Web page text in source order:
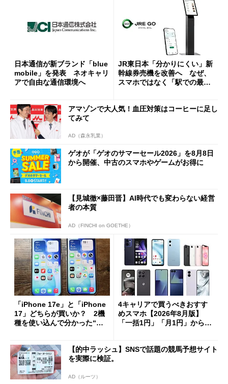
日本通信が新ブランド「blue
mobile」を発表 ネオキャリ
アで自由な通信環境へ
JR東日本「分かりにくい」新
幹線券売機を改善へ なぜ、
スマホではなく「駅での最短
アマゾンで大人気！血圧対策はコーヒーに足し
てみて
AD（森永乳業）
ゲオが「ゲオのサマーセール2026」を8月8日
から開催、中古のスマホやゲームがお得に
【見城徹×藤田晋】AI時代でも変わらない経営
者の本質
AD（FINCHI on GOETHE）
「iPhone 17e」と「iPhone
17」どちらが買いか？ 2機
種を使い込んで分かった“ス
4キャリアで買うべきおすす
めスマホ【2026年8月版】
「一括1円」「月1円」からお
【的中ラッシュ】SNSで話題の競馬予想サイト
を実際に検証。
AD（ルーツ）